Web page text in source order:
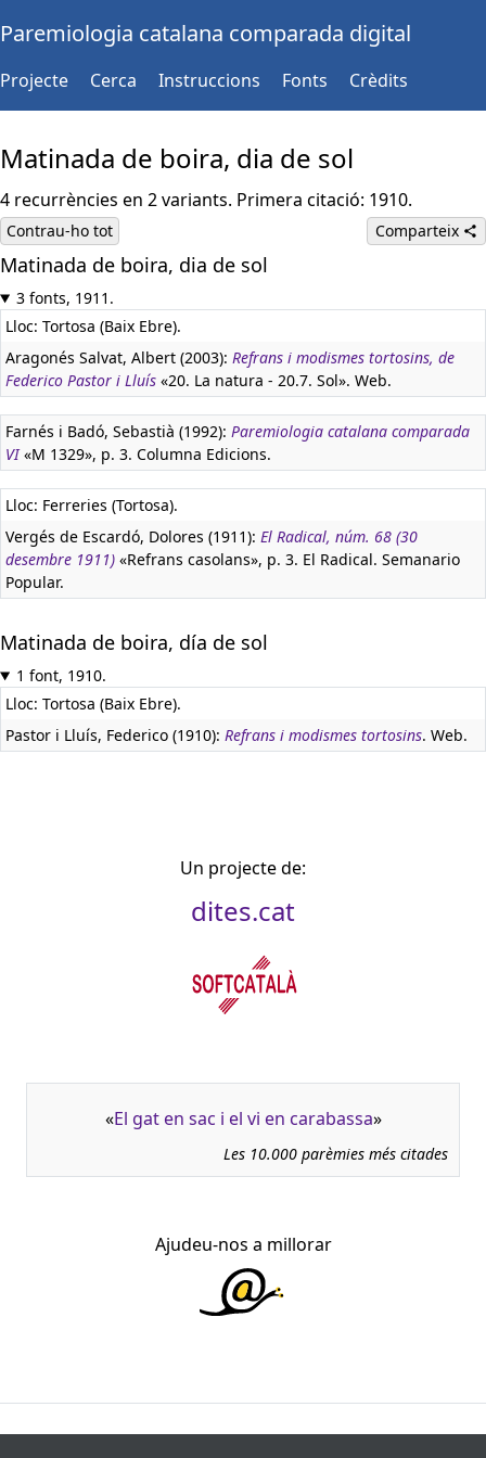
Paremiologia catalana comparada digital
Projecte Cerca Instruccions Fonts Crèdits
Matinada de boira, dia de sol
4 recurrències en 2 variants. Primera citació: 1910.
Contrau-ho tot Comparteix
Matinada de boira, dia de sol
3 fonts, 1911.
Lloc: Tortosa (Baix Ebre).
Aragonés Salvat, Albert (2003): Refrans i modismes tortosins, de
Federico Pastor i Lluís «20. La natura - 20.7. Sol». Web.
Farnés i Badó, Sebastià (1992): Paremiologia catalana comparada
VI«M 1329», p. 3. Columna Edicions.
Lloc: Ferreries (Tortosa).
Vergés de Escardó, Dolores (1911): El Radical, núm. 68 (30
desembre 1911) «Refrans casolans», p. 3. El Radical. Semanario
Popular.
Matinada de boira, día de sol
1 font, 1910.
Lloc: Tortosa (Baix Ebre).
Pastor i Lluís, Federico (1910): Refrans i modismes tortosins. Web.
Un projecte de:
dites.cat
«El gat en sac i el vi en carabassa»
Les 10.000 parèmies més citades
Ajudeu-nos a millorar